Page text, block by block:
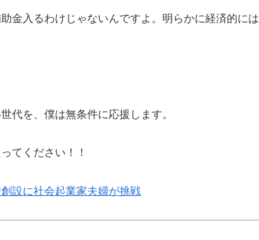
金入るわけじゃないんですよ。明らかに経済的には
代を、僕は無条件に応援します。
てください！！
設に社会起業家夫婦が挑戦